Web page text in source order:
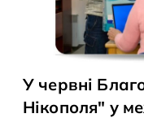
У червні
Нікополя" у